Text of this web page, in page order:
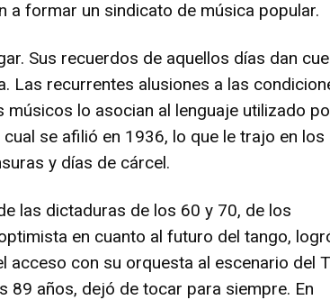
a formar un sindicato de música popular.
Sus recuerdos de aquellos días dan
Las recurrentes alusiones a las
lo asocian al lenguaje utilizado
se afilió en 1936, lo que le trajo en los
y días de cárcel.
las dictaduras de los 60 y 70, de los
en cuanto al futuro del tango,
acceso con su orquesta al escenario del
89 años, dejó de tocar para siempre. En